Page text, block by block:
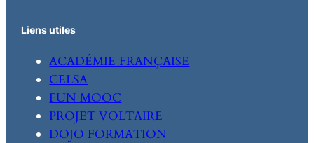
Liens utiles
ACADÉMIE FRANÇAISE
CELSA
FUN MOOC
PROJET VOLTAIRE
DOJO FORMATION